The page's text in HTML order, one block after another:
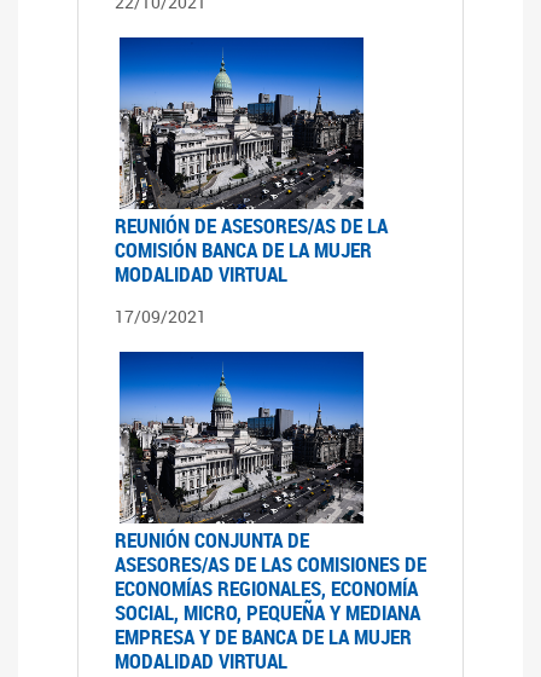
REUNIÓN DE ASESORES/AS DE LA
COMISIÓN BANCA DE LA MUJER
MODALIDAD VIRTUAL
17/09/2021
REUNIÓN CONJUNTA DE
ASESORES/AS DE LAS COMISIONES DE
ECONOMÍAS REGIONALES, ECONOMÍA
SOCIAL, MICRO, PEQUEÑA Y MEDIANA
EMPRESA Y DE BANCA DE LA MUJER
MODALIDAD VIRTUAL